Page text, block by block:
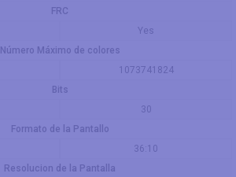
FRC
Yes
Número Máximo de colores
1073741824
Bits
30
Formato de la Pantallo
36:10
Resolucion de la Pantalla